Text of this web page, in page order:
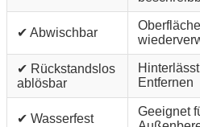
✔ Abwischbar
✔ Rückstandslos
ablösbar
Entfernen
✔ Wasserfest
Geeignet